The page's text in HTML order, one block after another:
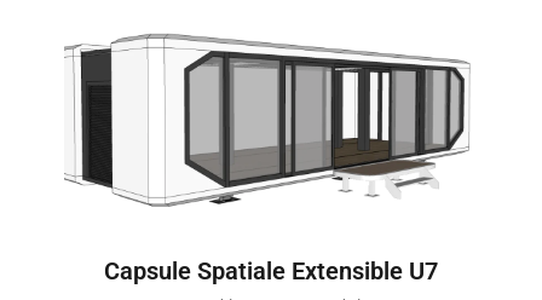
Capsule Spatiale Extensible U7